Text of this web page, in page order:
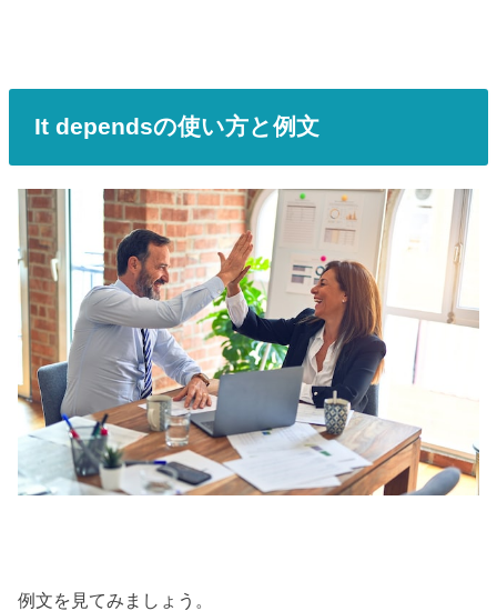
It dependsの使い方と例文
例文を見てみましょう。